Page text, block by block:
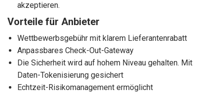
akzeptieren.
Vorteile für Anbieter
Wettbewerbsgebühr mit klarem Lieferantenrabatt
Anpassbares Check-Out-Gateway
Die Sicherheit wird auf hohem Niveau gehalten. Mit
Daten-Tokenisierung gesichert
Echtzeit-Risikomanagement ermöglicht